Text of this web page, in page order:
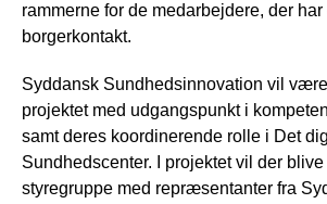
rammerne for de medarbejdere, der
borgerkontakt.
Syddansk Sundhedsinnovation vil
projektet med udgangspunkt i
samt deres koordinerende rolle i Det
Sundhedscenter. I projektet vil der
styregruppe med repræsentanter fra